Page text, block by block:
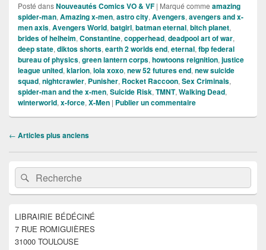
Posté dansNouveautés Comics VO & VF | Marqué comme amazing
spider-man, Amazing x-men, astro city, Avengers, avengers and x-
men axis, Avengers World, batgirl, batman eternal, bitch planet,
brides of helheim, Constantine, copperhead, deadpool art of war,
deep state, diktos shorts, earth 2 worlds end, eternal, fbp federal
bureau of physics, green lantern corps, howtoons reignition, justice
league united, klarion, lola xoxo, new 52 futures end, new suicide
squad, nightcrawler, Punisher, Rocket Raccoon, Sex Criminals,
spider-man and the x-men, Suicide Risk, TMNT, Walking Dead,
winterworld, x-force, X-Men | Publier un commentaire
Navigation
articles
← Articles plus anciens
Zone
principale
de
widget
barre
latérale
Recherche :Rechercher
LIBRAIRIE BÉDÉCINÉ
7 RUE ROMIGUIÈRES
31000 TOULOUSE